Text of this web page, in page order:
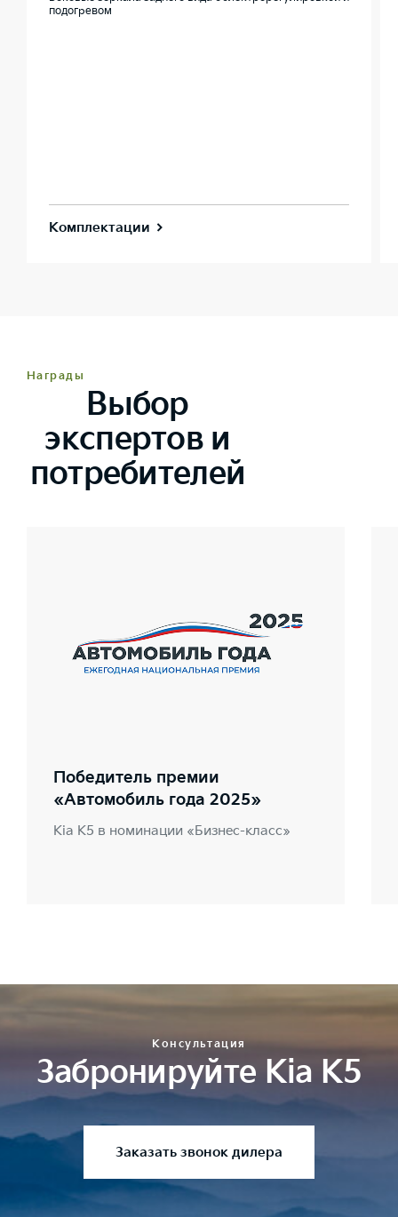
подогревом
Комплектации
Награды
Выбор
экспертов и
потребителей
Победитель премии
«Автомобиль года 2025»
Kia K5 в номинации «Бизнес-класс»
Консультация
Забронируйте Kia K5
Заказать звонок дилера